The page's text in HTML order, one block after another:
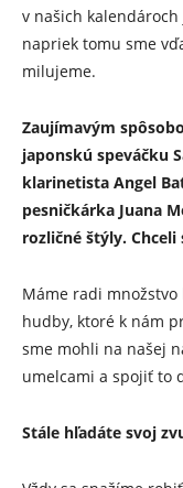
v našich
napriek tomu sme
milujeme.
Zaujímavým
japonskú speváčku
klarinetista Angel
pesničkárka Juana
rozličné štýly.
Máme radi
hudby, ktoré k nám
sme mohli na našej
umelcami a spojiť to
Stále hľadáte svoj